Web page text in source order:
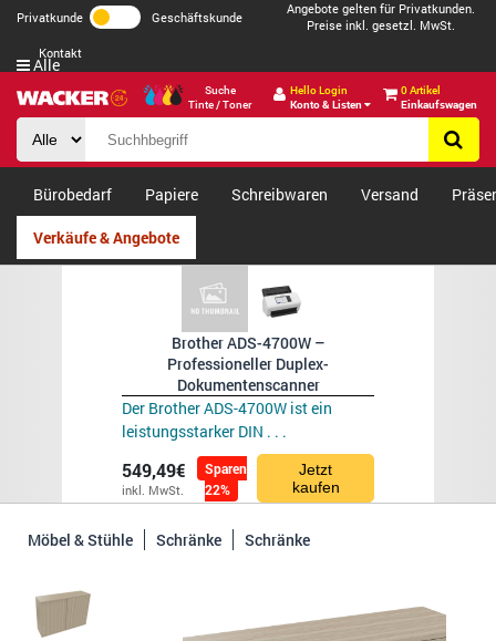
Privatkunde Geschäftskunde
Angebote gelten für Privatkunden.
Preise inkl. gesetzl. MwSt.
Kontakt
Suche
Tinte / Toner
Hello Login
Konto & Listen
0 Artikel
Einkaufswagen
Alle
Bürobedarf Papiere Schreibwaren Versand
Verkäufe & Angebote
Brother ADS-4700W –
Professioneller Duplex-
Dokumentenscanner
Der Brother ADS-4700W ist ein
leistungsstarker DIN . . .
549,49€
inkl. MwSt.
Sparen
22%
Jetzt
kaufen
Möbel & Stühle Schränke Schränke